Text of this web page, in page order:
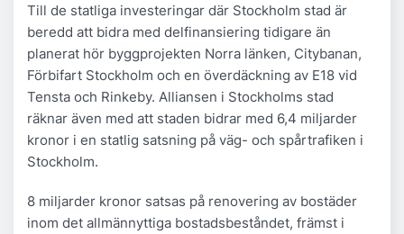
Till de statliga investeringar där Stockholm stad är
beredd att bidra med delfinansiering tidigare än
planerat hör byggprojekten Norra länken, Citybanan,
Förbifart Stockholm och en överdäckning av E18 vid
Tensta och Rinkeby. Alliansen i Stockholms stad
räknar även med att staden bidrar med 6,4 miljarder
kronor i en statlig satsning på väg- och spårtrafiken i
Stockholm.
8 miljarder kronor satsas på renovering av bostäder
inom det allmännyttiga bostadsbeståndet, främst i